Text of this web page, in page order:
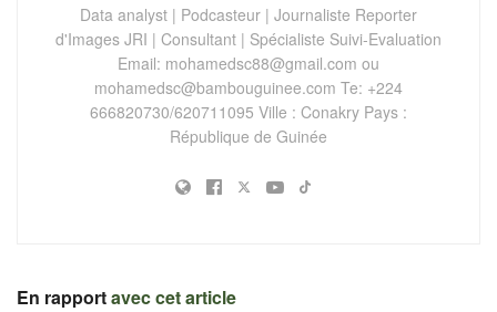
Data analyst | Podcasteur | Journaliste Reporter
d'Images JRI | Consultant | Spécialiste Suivi-Evaluation
Email: mohamedsc88@gmail.com ou
mohamedsc@bambouguinee.com Te: +224
666820730/620711095 Ville : Conakry Pays :
République de Guinée
En rapportavec cet article